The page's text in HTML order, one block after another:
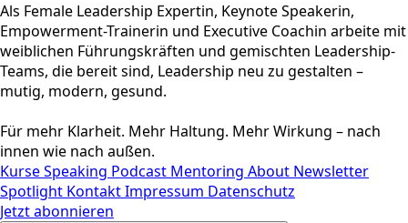
Als Female Leadership Expertin, Keynote Speakerin,
Empowerment-Trainerin und Executive Coachin arbeite mit
weiblichen Führungskräften und gemischten Leadership-
Teams, die bereit sind, Leadership neu zu gestalten –
mutig, modern, gesund.
Für mehr Klarheit. Mehr Haltung. Mehr Wirkung – nach
innen wie nach außen.
KurseSpeaking Podcast Mentoring About Newsletter
Spotlight KontaktImpressum Datenschutz
Jetzt abonnieren